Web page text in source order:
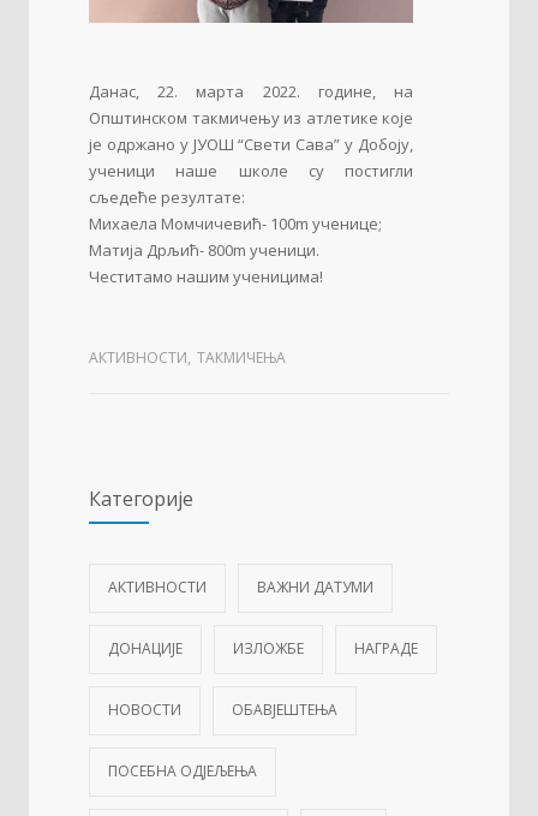
Данас, 22. марта 2022. године, на
Општинском такмичењу из атлетике које
је одржано у ЈУОШ “Свети Сава” у Добоју,
ученици наше школе су постигли
сљедеће резултате:
Михаела Момчичевић- 100m ученице;
Матија Дрљић- 800m ученици.
Честитамо нашим ученицима!
АКТИВНОСТИ, ТАКМИЧЕЊА
Категорије
АКТИВНОСТИ ВАЖНИ ДАТУМИ
ДОНАЦИЈЕ ИЗЛОЖБЕ НАГРАДЕ
НОВОСТИ ОБАВЈЕШТЕЊА
ПОСЕБНА ОДЈЕЉЕЊА